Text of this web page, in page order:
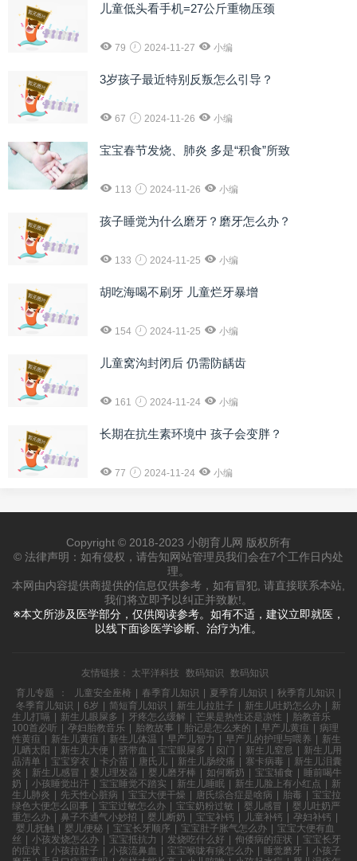
儿童低头看手机=27公斤重物压颈
79 2024-11-27 小编
3岁孩子最近特别反叛怎么引导？
67 2024-11-26 小编
宝宝春节发烧、肺炎 多是“积食”所致
113 2024-11-26 小编
孩子睡觉为什么磨牙？磨牙怎么办？
133 2024-11-25 小编
胡吃海喝不刷牙 儿童烂牙暴增
154 2024-11-25 小编
儿童窝沟封闭后 仍需防龋齿
161 2024-11-24 小编
长期在抗生素环境中 孩子会变胖？
77 2024-11-24 小编
Copyright © 2018-2023 小朗育儿网 版权所有
© 法律声明：如有侵权，请告知网站管理员我们会在7个工作日内处
理。
本网由内容提供商提供的信息仅供参考，如有冒犯, 请直接联系本站,
我们将立即予以纠正并致歉!。
※本文所涉及医学部分，仅供阅读参考。如有不适，建议立即就医，
以线下面诊医学诊断、治疗为准。
友情链接： 太平洋科技 数码知识
数码知识
育儿专题
： 儿童安全座椅 | 春季育儿知识 | 夏季育儿知识 | 秋季育儿知识 |
冬季育儿知识 | 6岁 | 简短育儿知识 | 新生儿拉肚子 | 新生儿吐奶怎么办 | 新
生儿打嗝 | 新生儿眼屎多 | 牙疼怎么缓解 | 芒果是热性还是凉性 | 胎教音乐
100首必听 | 孕妇胎教音乐 | 胎教故事 | 胎记是怎么来的 | 早产儿黄疸 | 病理
性黄疸 | 新生儿黄疸 | 新生儿体温 | 早产儿智力 | 早产儿的护理与喂养 | 新生
儿晒太阳 | 新生儿大便 | 脐带血 | 宝宝眼屎多 | 囟门 | 新生儿窒息 | 新生儿用
品清单 | 宝宝穿衣 | 卡介苗 | 唐氏儿 | 新生儿肠绞痛 | 寨卡病毒 | 新生儿泪囊
炎 | 新生儿感冒 | 婴儿理发器 | 婴儿磨牙棒 | 如何断奶 | 宝宝辅食 | 睡前喝牛
奶 | 小孩睡觉出汗 | 宝宝睡觉不踏实 | 新生儿睡眠 | 新生儿脸上有小红点 | 新
生儿肺炎 | 先天性心脏病 | 宝宝大便干燥 | 唐氏综合症是啥病 | 胎毒 | 宝宝拉
绿色大便怎么回事 | 宝宝过敏怎么办 | 宝宝奶粉过敏 | 婴儿感冒 | 婴儿吐奶严
重怎么办 | 鼻子不通气小妙招 | 婴儿断奶 | 宝宝补钙 | 儿童补钙 | 孕妇补钙 |
婴儿抚触 | 婴儿便秘 | 宝宝长牙顺序 | 宝宝肚子胀气怎么办 | 宝宝大便有血
丝 | 小孩发烧怎么办 | 宝宝抵抗力 | 发烧吃什么好 | 佝偻病的症状 | 宝宝长牙
的症状 | 小孩拉肚子 | 小孩流鼻血 | 宝宝喉咙有痰怎么办 | 睡觉磨牙 | 小孩子